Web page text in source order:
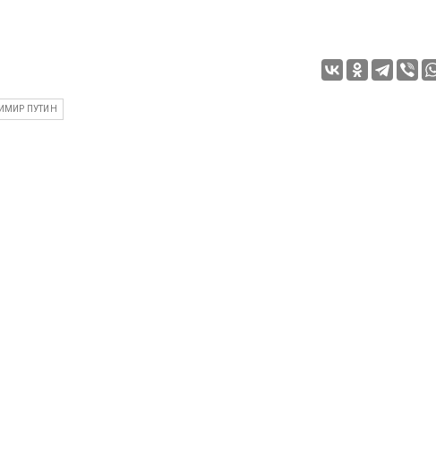
ПУТИН